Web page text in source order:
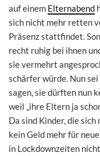
auf einem Elternabend
sich nicht mehr retten
Präsenz stattfindet.
recht ruhig bei ihnen
sie vermehrt
schärfer würde. Nun
sagen, sie dürften nun
weil „ihre Eltern ja
Da sind Kinder, die
kein Geld mehr für
in Lockdownzeiten